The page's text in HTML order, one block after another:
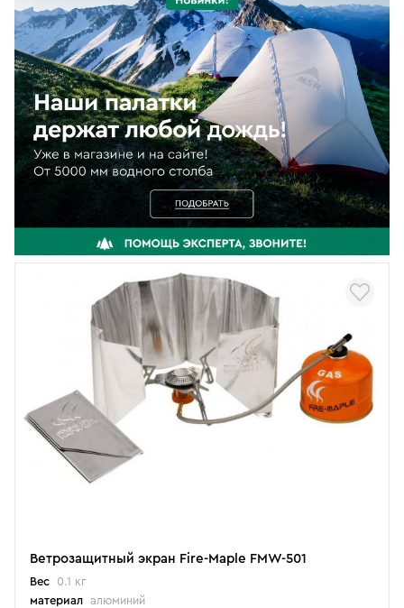
Ветрозащитный экран Fire-Maple FMW-501
Вес
0.1 кг
материал
алюминий